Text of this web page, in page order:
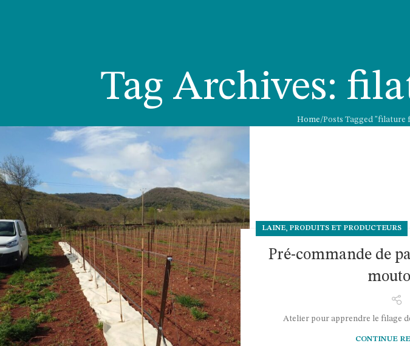
Tag Archives:
Home Posts Tagged "filature
LAINE, PRODUITS ET PRODUCTEURS
Pré-commande de
Atelier pour apprendre le filage
CONTINUE